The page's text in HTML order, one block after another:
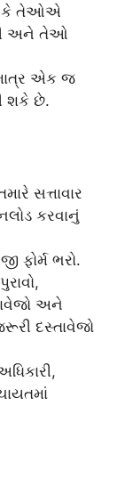
કે તેઓએ
અને તેઓ
એક જ
શકે છે.
સત્તાવાર
કરવાનું
ફોર્મ ભરો.
અને
દસ્તાવેજો